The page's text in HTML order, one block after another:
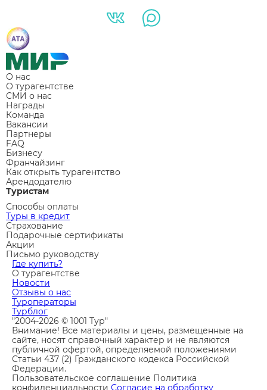
О нас
О турагентстве
СМИ о нас
Награды
Команда
Вакансии
Партнеры
FAQ
Бизнесу
Франчайзинг
Как открыть турагентство
Арендодателю
Туристам
Способы оплаты
Туры в кредит
Страхование
Подарочные сертификаты
Акции
Письмо руководству
Где купить?
О турагентстве
Новости
Отзывы о нас
Туроператоры
Турблог
"2004-2026 © 1001 Тур"
Внимание! Все материалы и цены, размещенные на
сайте, носят справочный характер и не являются
публичной офертой, определяемой положениями
Статьи 437 (2) Гражданского кодекса Российской
Федерации.
Пользовательское соглашение Политика
конфиденциальности Согласие на обработку